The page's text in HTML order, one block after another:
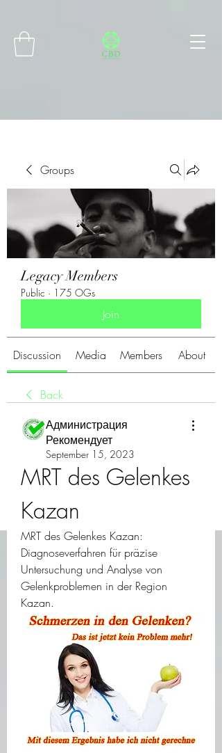
Groups
Legacy Members
Public · 175 OGs
Join
Discussion Media Members About
Back
Администрация
Рекомендует
September 15, 2023
MRT des Gelenkes
Kazan
MRT des Gelenkes Kazan:
Diagnoseverfahren für präzise
Untersuchung und Analyse von
Gelenkproblemen in der Region
Kazan.